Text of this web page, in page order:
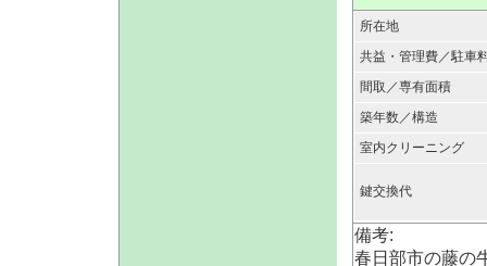
所在地
共益・管理費／駐車
間取／専有面積
築年数／構造
室内クリーニング
鍵交換代
備考:
春日部市の藤の